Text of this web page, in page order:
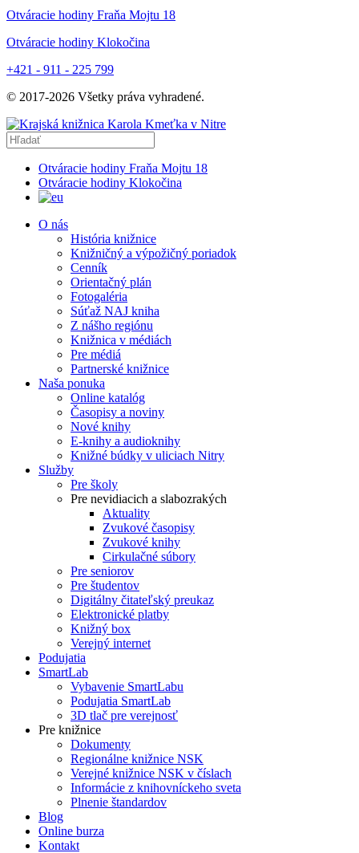
Otváracie hodiny Fraňa Mojtu 18
Otváracie hodiny Klokočina
+421 - 911 - 225 799
© 2017-2026 Všetky práva vyhradené.
Otváracie hodiny Fraňa Mojtu 18
Otváracie hodiny Klokočina
O nás
História knižnice
Knižničný a výpožičný poriadok
Cenník
Orientačný plán
Fotogaléria
Súťaž NAJ kniha
Z nášho regiónu
Knižnica v médiách
Pre médiá
Partnerské knižnice
Naša ponuka
Online katalóg
Časopisy a noviny
Nové knihy
E-knihy a audioknihy
Knižné búdky v uliciach Nitry
Služby
Pre školy
Pre nevidiacich a slabozrakých
Aktuality
Zvukové časopisy
Zvukové knihy
Cirkulačné súbory
Pre seniorov
Pre študentov
Digitálny čitateľský preukaz
Elektronické platby
Knižný box
Verejný internet
Podujatia
SmartLab
Vybavenie SmartLabu
Podujatia SmartLab
3D tlač pre verejnosť
Pre knižnice
Dokumenty
Regionálne knižnice NSK
Verejné knižnice NSK v číslach
Informácie z knihovníckeho sveta
Plnenie štandardov
Blog
Online burza
Kontakt